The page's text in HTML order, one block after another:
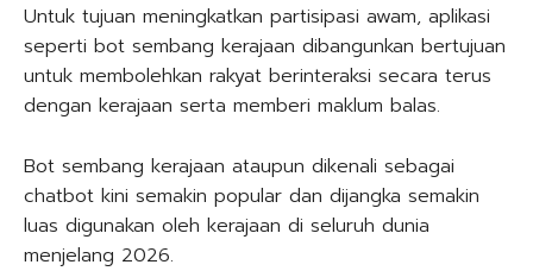
Untuk tujuan meningkatkan partisipasi awam, aplikasi
seperti bot sembang kerajaan dibangunkan bertujuan
untuk membolehkan rakyat berinteraksi secara terus
dengan kerajaan serta memberi maklum balas.
Bot sembang kerajaan ataupun dikenali sebagai
chatbot kini semakin popular dan dijangka semakin
luas digunakan oleh kerajaan di seluruh dunia
menjelang 2026.